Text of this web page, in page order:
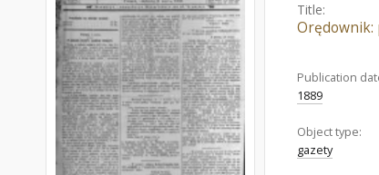
Title:
Orędownik:
Publication
1889
Object type:
gazety